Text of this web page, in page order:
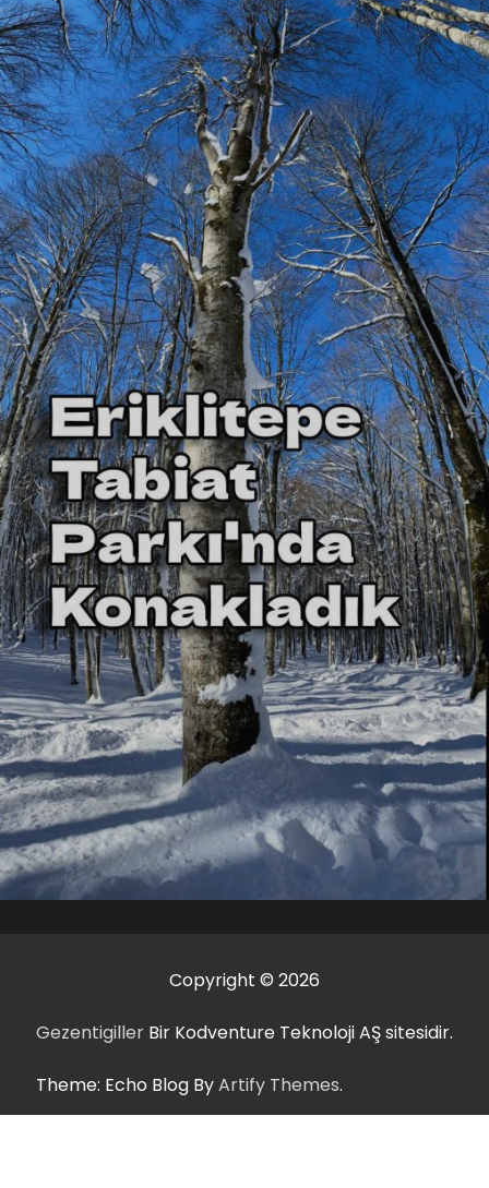
Copyright © 2026
Gezentigiller Bir Kodventure Teknoloji AŞ sitesidir.
Theme: Echo Blog ByArtify Themes.